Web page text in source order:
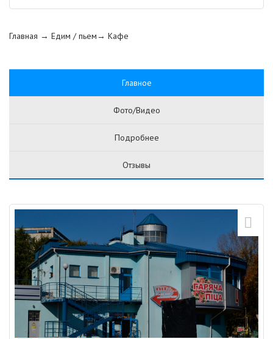
Главная → Едим / пьем→ Кафе
Главное
Фото/Видео
Подробнее
Отзывы